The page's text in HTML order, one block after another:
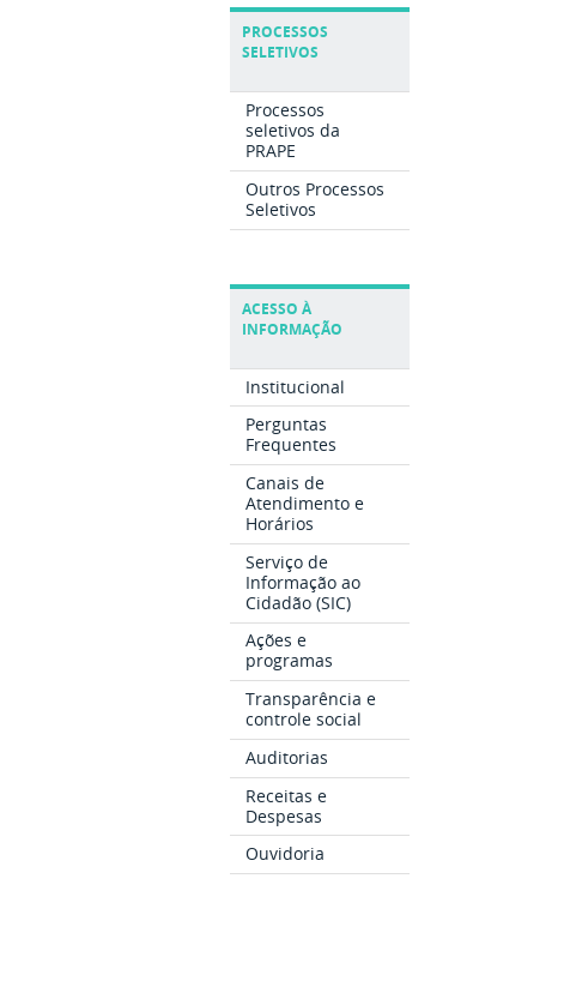
PROCESSOS
SELETIVOS
Processos
seletivos da
PRAPE
Outros Processos
Seletivos
ACESSO À
INFORMAÇÃO
Institucional
Perguntas
Frequentes
Canais de
Atendimento e
Horários
Serviço de
Informação ao
Cidadão (SIC)
Ações e
programas
Transparência e
controle social
Auditorias
Receitas e
Despesas
Ouvidoria